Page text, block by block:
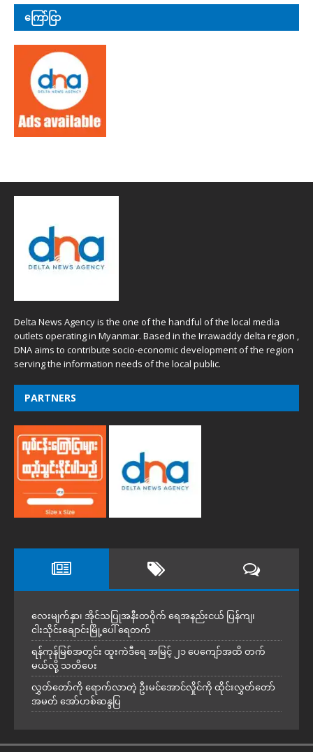
ကြော်ငြာ
Delta News Agency is the one of the handful of the local media
outlets operating in Myanmar. Based in the Irrawaddy delta region ,
DNA aims to contribute socio-economic development of the region
serving the information needs of the local public.
PARTNERS
လေးမျက်နှာ၊ အိုင်သပြုအနီးတဝိုက် ရေအနည်းငယ် ပြန်ကျ၊
ငါးသိုင်းချောင်းမြို့ပေါ် ရေတက်
ရန်ကုန်မြစ်အတွင်း ထူးကဲဒီရေ အ​မြင့် ၂၁ ပေကျော်အထိ တက်
မယ်လို့ သတိပေး
လွှတ်တော်ကို ရောက်လာတဲ့ ဦးမင်အောင်လှိုင်ကို ထိုင်းလွှတ်တော်
အမတ် အော်ဟစ်ဆန္ဒပြ